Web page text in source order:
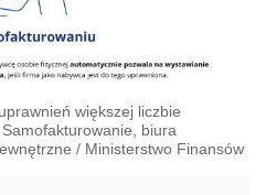
większej liczbie
biura
/ Ministerstwo Finansów